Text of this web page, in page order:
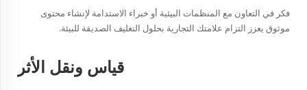
فكر في التعاون مع المنظمات البيئية أو خبراء الاستدامة لإنشاء محتوى
موثوق يعزز التزام علامتك التجارية بحلول التغليف الصديقة للبيئة.
قياس ونقل الأثر